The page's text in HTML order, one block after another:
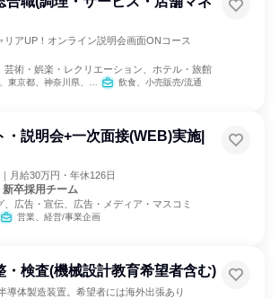
リアUP！オンライン説明会画面ONコース
芸術・娯楽・レクリエーション、ホテル・旅館
県、愛知県、京都府、大阪府、兵庫県、岡山県、広島県、福岡県 飲食、小売販売/流通
・説明会+一次面接(WEB)実施|
月給30万円・年休126日
卒採用チーム
、広告・宣伝、広告・メディア・マスコミ
営業、経営/事業企画
・検査(機械設計教育希望者含む)
導体製造装置。希望者には海外出張あり